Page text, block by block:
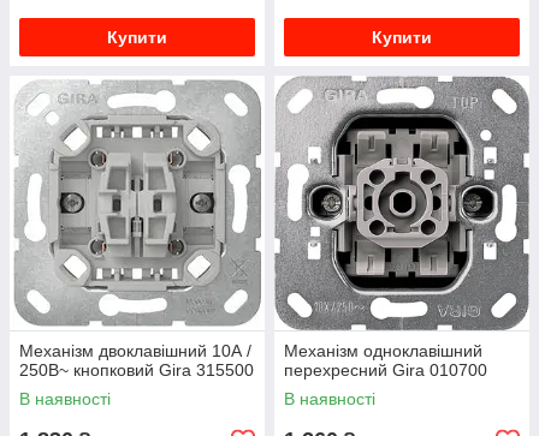
Купити Купити
Механізм двоклавішний 10А /
250В~ кнопковий Gira 315500
В наявності
Механізм одноклавішний
перехресний Gira 010700
В наявності